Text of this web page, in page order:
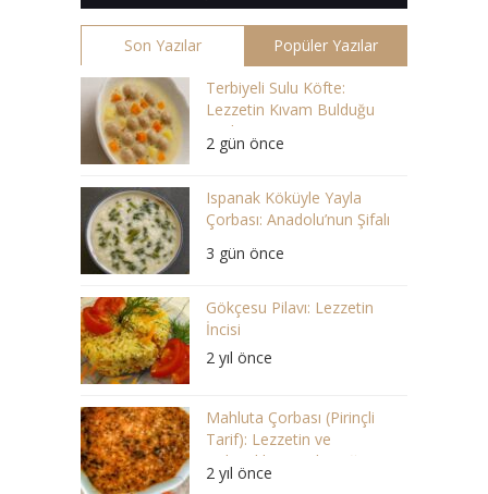
Son Yazılar Popüler Yazılar
Terbiyeli Sulu Köfte:
Lezzetin Kıvam Bulduğu
Çorba
2 gün önce
Ispanak Köküyle Yayla
Çorbası: Anadolu’nun Şifalı
3 gün önce
Gökçesu Pilavı: Lezzetin
İncisi
2 yıl önce
Mahluta Çorbası (Pirinçli
Tarif): Lezzetin ve
Geleneklerin Buluştuğu Bir
Ziyafet
2 yıl önce